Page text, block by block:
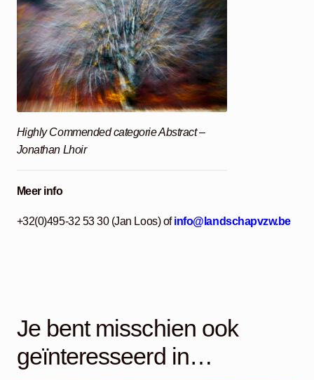
Highly Commended categorie Abstract –
Jonathan Lhoir
Meer info
+32(0)495-32 53 30 (Jan Loos) ofinfo@landschapvzw.be
Je bent misschien ook
geïnteresseerd in…